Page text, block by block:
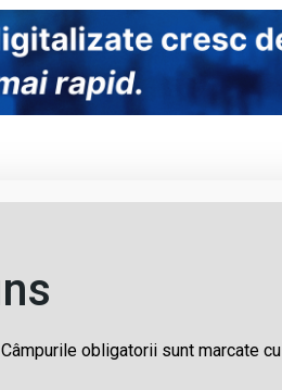
Câmpurile obligatorii sunt marcate cu